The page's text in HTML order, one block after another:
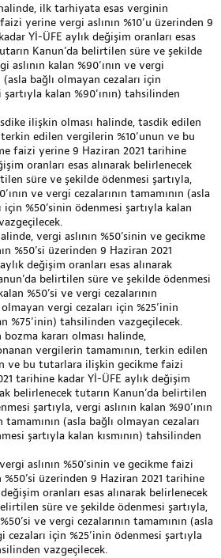
ilk tarhiyata esas verginin
yerine vergi aslının %10’u üzerinden 9
Yİ-ÜFE aylık değişim oranları esas
Kanun’da belirtilen süre ve şekilde
aslının kalan %90’ının ve vergi
(asla bağlı olmayan cezaları için
kalan %90’ının) tahsilinden
ilişkin olması halinde, tasdik edilen
edilen vergilerin %10’unun ve bu
faizi yerine 9 Haziran 2021 tarihine
oranları esas alınarak belirlenecek
süre ve şekilde ödenmesi şartıyla,
ve vergi cezalarının tamamının (asla
için %50’sinin ödenmesi şartıyla kalan
vergi aslının %50’sinin ve gecikme
%50’si üzerinden 9 Haziran 2021
değişim oranları esas alınarak
belirtilen süre ve şekilde ödenmesi
%50’si ve vergi cezalarının
vergi cezaları için %25’inin
%75’inin) tahsilinden vazgeçilecek.
bozma kararı olması halinde,
vergilerin tamamının, terkin edilen
ve bu tutarlara ilişkin gecikme faizi
tarihine kadar Yİ-ÜFE aylık değişim
belirlenecek tutarın Kanun’da belirtilen
şartıyla, vergi aslının kalan %90’ının
tamamının (asla bağlı olmayan cezaları
şartıyla kalan kısmının) tahsilinden
aslının %50’sinin ve gecikme faizi
%50’si üzerinden 9 Haziran 2021 tarihine
oranları esas alınarak belirlenecek
süre ve şekilde ödenmesi şartıyla,
ve vergi cezalarının tamamının (asla
cezaları için %25’inin ödenmesi şartıyla
vazgeçilecek.